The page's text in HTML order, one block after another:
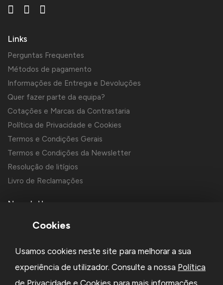
Links
Perguntas Frequentes
Métodos de pagamento
Informações de Entrega e Devoluções
Quer fazer parte da equipa?
Cotações e Marcas da Contrastaria
Política de Privacidade e Cookies
Termos e Condições Gerais
Termos e Condições da Newsletter
Resolução de litígios
Livro de Reclamações
Newsletter
Li e aceito aPolítica de Privacidadee os Termos e Condições
Cookies
Usamos cookies neste site para melhorar a sua
experiência de utilizador. Consulte a nossa Política